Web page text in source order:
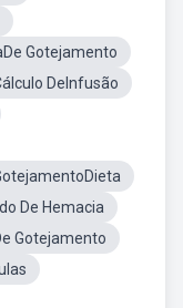
Gotejamento
DeInfusão
De Hemacia
Gotejamento